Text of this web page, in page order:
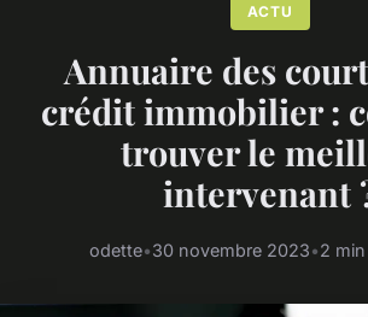
ACTU
Annuaire des
crédit immobilier :
trouver le
intervenant
odette•30 novembre 2023•2